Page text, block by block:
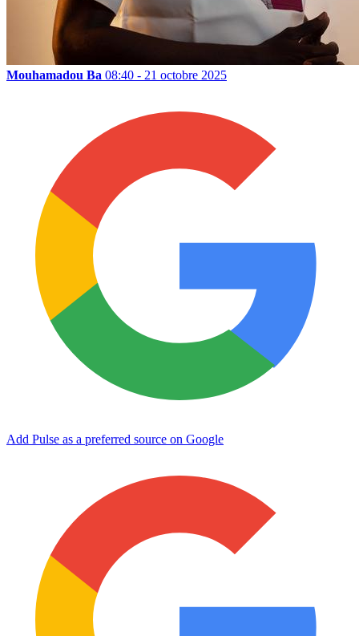
Mouhamadou Ba 08:40 - 21 octobre 2025
Add Pulse as a preferred source on Google